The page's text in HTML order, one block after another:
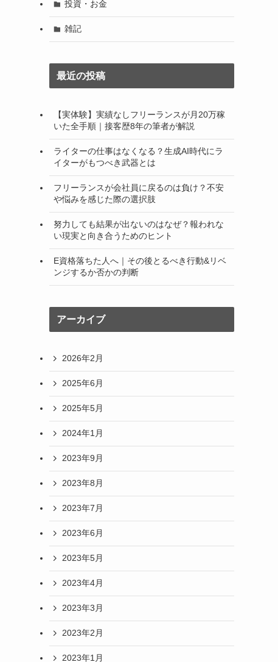
投資・お金
雑記
最近の投稿
【実体験】実績なしフリーランスが月20万稼
いた全手順｜接客歴8年の筆者が解説
ライターの仕事はなくなる？生成AI時代にラ
イターがもつべき武器とは
フリーランスが会社員に戻るのは負け？不安
や悩みを感じた際の選択肢
努力しても結果が出ないのはなぜ？報われな
い現実と向き合うためのヒント
E資格落ちた人へ｜その後とるべき行動&リベ
ンジするか否かの判断
アーカイブ
2026年2月
2025年6月
2025年5月
2024年1月
2023年9月
2023年8月
2023年7月
2023年6月
2023年5月
2023年4月
2023年3月
2023年2月
2023年1月